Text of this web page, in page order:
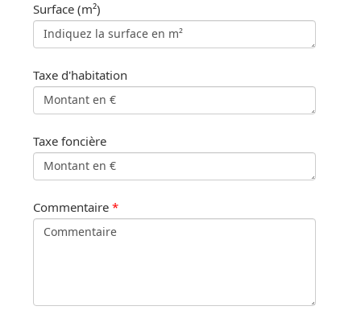
Surface (m²)
Taxe d'habitation
Taxe foncière
Commentaire *